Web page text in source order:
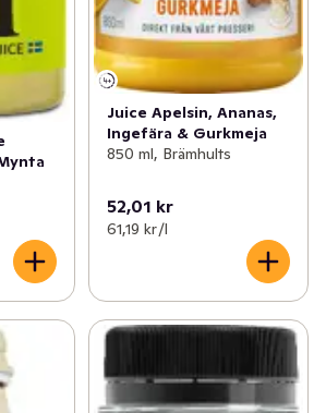
Juice Apelsin, Ananas,
Ingefära & Gurkmeja
850 ml, Brämhults
52,01 kr
61,19 kr /l